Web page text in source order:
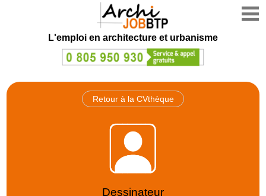
L'emploi en architecture et urbanisme
Retour à la CVthèque
Dessinateur